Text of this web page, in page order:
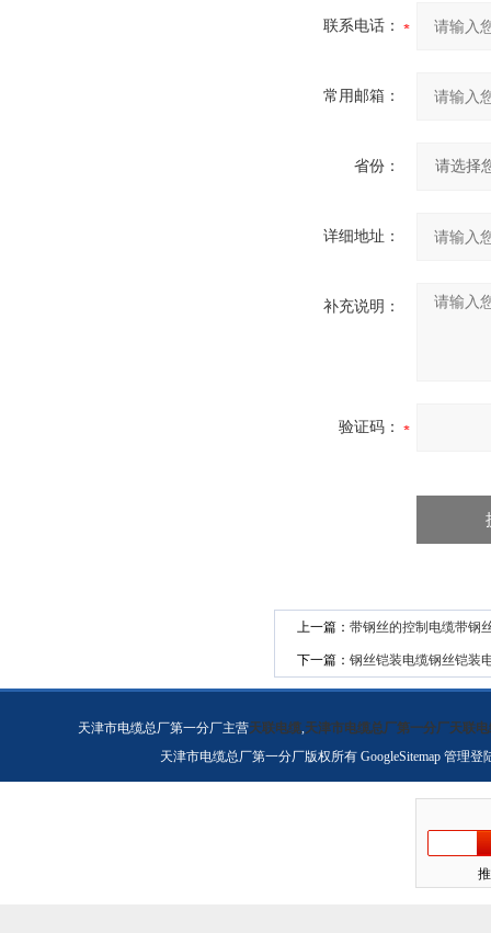
联系电话：
常用邮箱：
省份：
详细地址：
补充说明：
验证码：
上一篇： 带钢丝的控制电缆带钢
下一篇： 钢丝铠装电缆钢丝铠装
天津市电缆总厂第一分厂主营天联电缆,天津市电缆总厂第一分厂天联电
天津市电缆总厂第一分厂版权所有 GoogleSitemap 管理登